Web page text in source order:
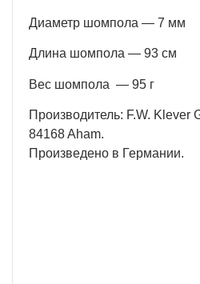
Диаметр шомпола — 7 мм
Длина шомпола — 93 см
Вес шомпола — 95 г
Производитель: F.W. Klever
84168 Aham.
Произведено в Германии.